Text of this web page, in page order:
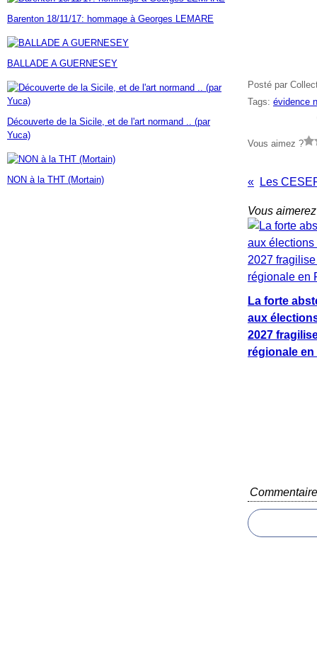
Janvier(7)
Février(9)
Janvier(18)
Mars(60)
Février(24)
Janvier(23)
Avril(14)
Mars (17)
Février(46)
Janvier (35)
Barenton 18/11/17: hommage à Georges LEMARE
BALLADE A GUERNESEY
Découverte de la Sicile, et de l'art normand .. (par
Yuca)
NON à la THT (Mortain)
Posté par
Tags: évidence
Vous aimez ?
Vous
La forte
aux
2027
régionale en